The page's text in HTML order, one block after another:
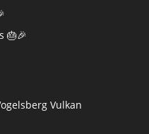
🎂🎉
Vulkan